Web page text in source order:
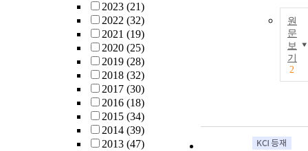
2023 (21)
2022 (32)
2021 (19)
2020 (25)
2019 (28)
2018 (32)
2017 (30)
2016 (18)
2015 (34)
2014 (39)
2013 (47)
원
문
보
기
2